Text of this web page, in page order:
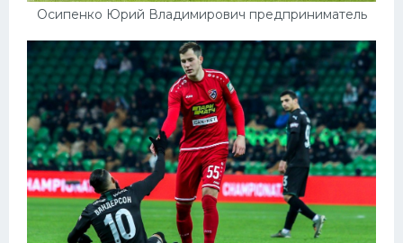
Осипенко Юрий Владимирович предприниматель